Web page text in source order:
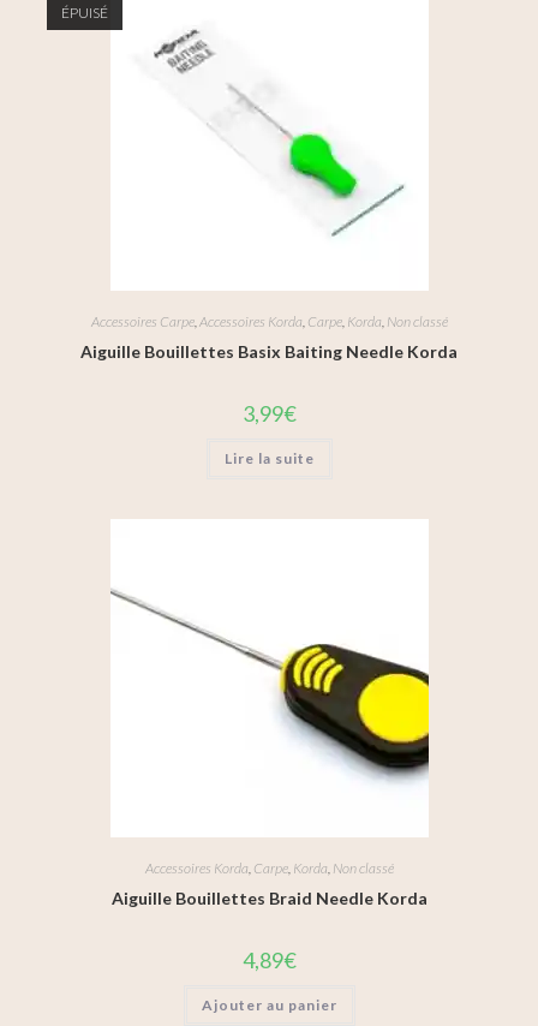
ÉPUISÉ
Accessoires Carpe,Accessoires Korda, Carpe, Korda, Non classé
Aiguille Bouillettes Basix Baiting Needle Korda
3,99€
Lire la suite
Accessoires Korda Carpe, Korda Non classé
Aiguille Bouillettes Braid Needle Korda
4,89€
Ajouter au panier